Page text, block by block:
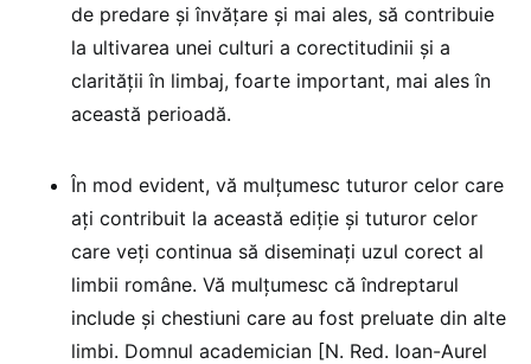
de predare și învățare și mai ales, să contribuie
la ultivarea unei culturi a corectitudinii și a
clarității în limbaj, foarte important, mai ales în
această perioadă.
În mod evident, vă mulțumesc tuturor celor care
ați contribuit la această ediție și tuturor celor
care veți continua să diseminați uzul corect al
limbii române. Vă mulțumesc că îndreptarul
include și chestiuni care au fost preluate din alte
limbi. Domnul academician [N. Red. Ioan-Aurel